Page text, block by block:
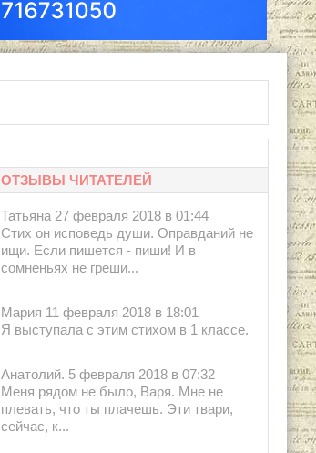
ОТЗЫВЫ ЧИТАТЕЛЕЙ
Татьяна 27 февраля 2018 в 01:44
Стих он исповедь души. Оправданий не
ищи. Если пишется - пиши! И в
сомненьях не греши...
Мария 11 февраля 2018 в 18:01
Я выступала с этим стихом в 1 классе.
Анатолий. 5 февраля 2018 в 07:32
Меня рядом не было, Варя. Мне не
плевать, что ты плачешь. Эти твари,
сейчас, к...